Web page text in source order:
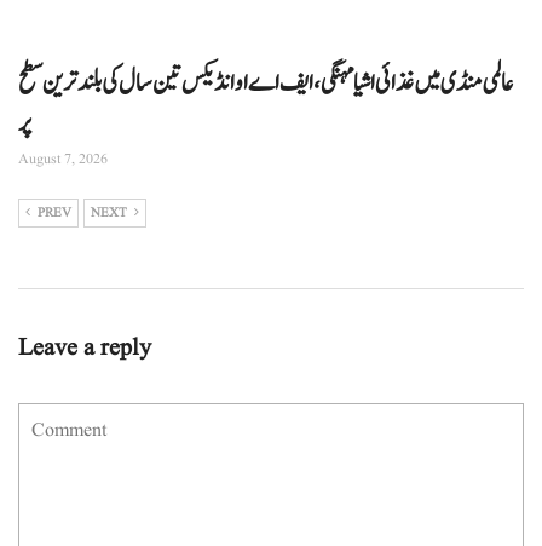
عالمی منڈی میں غذائی اشیا مہنگی، ایف اے او انڈیکس تین سال کی بلند ترین سطح
پر
August 7, 2026
PREV NEXT
Leave a reply